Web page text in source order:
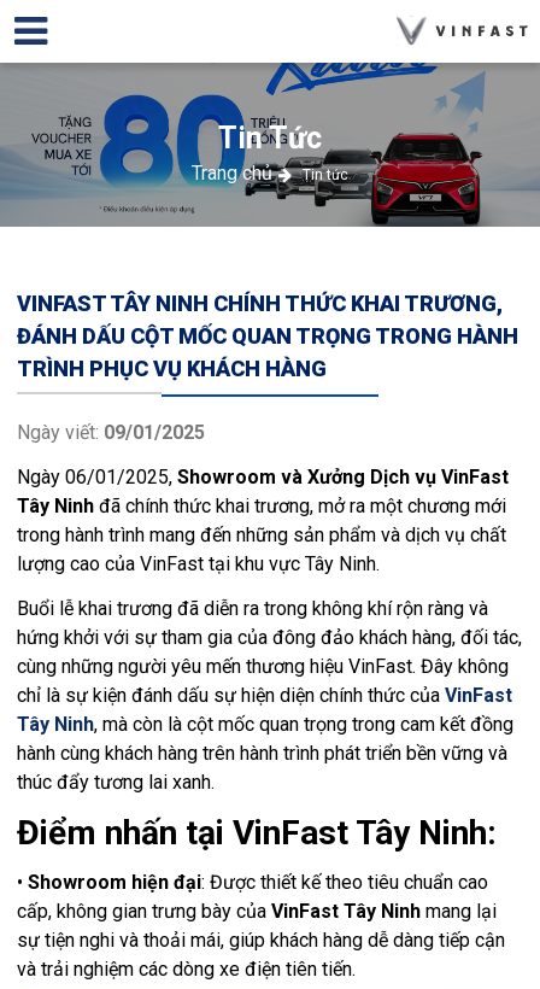
Tin Tức
Trang chủ Tin tức
VINFAST TÂY NINH CHÍNH THỨC KHAI TRƯƠNG,
ĐÁNH DẤU CỘT MỐC QUAN TRỌNG TRONG HÀNH
TRÌNH PHỤC VỤ KHÁCH HÀNG
Ngày viết: 09/01/2025
Ngày 06/01/2025,Showroom và Xưởng Dịch vụ VinFast
Tây Ninh đã chính thức khai trương, mở ra một chương mới
trong hành trình mang đến những sản phẩm và dịch vụ chất
lượng cao của VinFast tại khu vực Tây Ninh.
Buổi lễ khai trương đã diễn ra trong không khí rộn ràng và
hứng khởi với sự tham gia của đông đảo khách hàng, đối tác,
cùng những người yêu mến thương hiệu VinFast. Đây không
chỉ là sự kiện đánh dấu sự hiện diện chính thức củaVinFast
Tây Ninh, mà còn là cột mốc quan trọng trong cam kết đồng
hành cùng khách hàng trên hành trình phát triển bền vững và
thúc đẩy tương lai xanh.
Điểm nhấn tại VinFast Tây Ninh:
•Showroom hiện đại: Được thiết kế theo tiêu chuẩn cao
cấp, không gian trưng bày của VinFast Tây Ninhmang lại
sự tiện nghi và thoải mái, giúp khách hàng dễ dàng tiếp cận
và trải nghiệm các dòng xe điện tiên tiến.